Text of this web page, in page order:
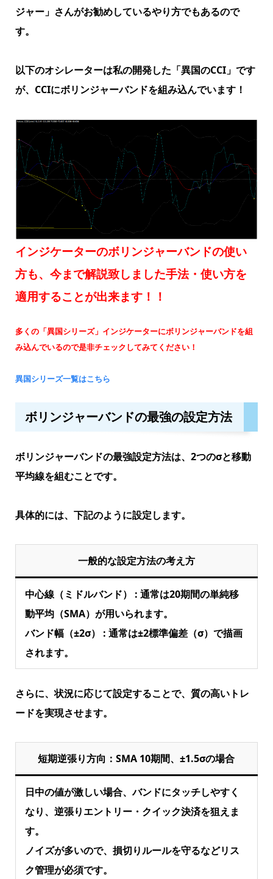
ジャー」さんがお勧めしているやり方でもあるので
す。
以下のオシレーターは私の開発した「異国のCCI」です
が、CCIにボリンジャーバンドを組み込んでいます！
インジケーターのボリンジャーバンドの使い
方も、今まで解説致しました手法・使い方を
適用することが出来ます！！
多くの「異国シリーズ」インジケーターにボリンジャーバンドを組
み込んでいるので是非チェックしてみてください！
異国シリーズ一覧はこちら
ボリンジャーバンドの最強の設定方法
ボリンジャーバンドの最強設定方法は、2つのσと移動
平均線を組むことです。
具体的には、下記のように設定します。
一般的な設定方法の考え方
中心線（ミドルバンド） : 通常は20期間の単純移
動平均（SMA）が用いられます。
バンド幅（±2σ） : 通常は±2標準偏差（σ）で描画
されます。
さらに、状況に応じて設定することで、質の高いトレ
ードを実現させます。
短期逆張り方向：SMA 10期間、±1.5σの場合
日中の値が激しい場合、バンドにタッチしやすく
なり、逆張りエントリー・クイック決済を狙えま
す。
ノイズが多いので、損切りルールを守るなどリス
ク管理が必須です。